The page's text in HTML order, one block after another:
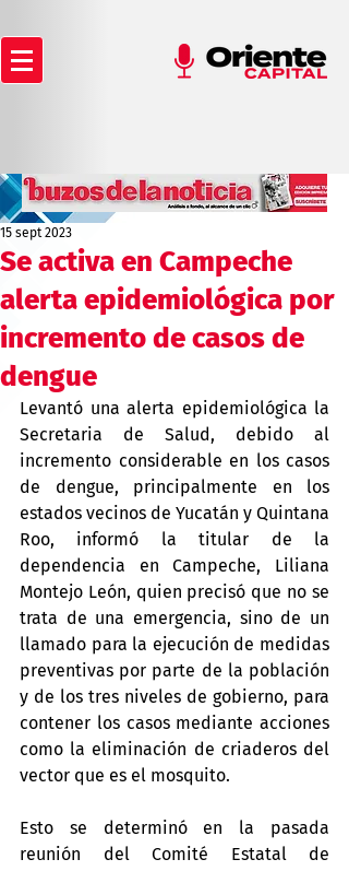
Se activa en Campeche
alerta epidemiológica por
incremento de casos de
dengue
15 sept 2023
Levantó una alerta epidemiológica la
Secretaria de Salud, debido al
incremento considerable en los casos
de dengue, principalmente en los
estados vecinos de Yucatán y Quintana
Roo, informó la titular de la
dependencia en Campeche, Liliana
Montejo León, quien precisó que no se
trata de una emergencia, sino de un
llamado para la ejecución de medidas
preventivas por parte de la población
y de los tres niveles de gobierno, para
contener los casos mediante acciones
como la eliminación de criaderos del
vector que es el mosquito.
Esto se determinó en la pasada
reunión del Comité Estatal de